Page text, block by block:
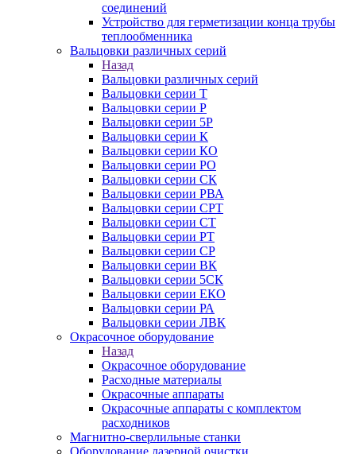
соединений
Устройство для герметизации конца трубы
теплообменника
Вальцовки различных серий
Назад
Вальцовки различных серий
Вальцовки серии Т
Вальцовки серии Р
Вальцовки серии 5Р
Вальцовки серии К
Вальцовки серии КО
Вальцовки серии РО
Вальцовки серии СК
Вальцовки серии РВА
Вальцовки серии СРТ
Вальцовки серии СТ
Вальцовки серии РТ
Вальцовки серии СР
Вальцовки серии ВК
Вальцовки серии 5СК
Вальцовки серии ЕКО
Вальцовки серии РА
Вальцовки серии ЛВК
Окрасочное оборудование
Назад
Окрасочное оборудование
Расходные материалы
Окрасочные аппараты
Окрасочные аппараты с комплектом
расходников
Магнитно-сверлильные станки
Оборудование лазерной очистки